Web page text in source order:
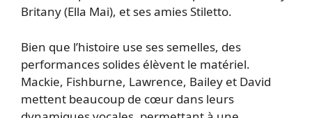
Britany (Ella Mai), et ses amies Stiletto.
Bien que l’histoire use ses semelles, des
performances solides élèvent le matériel.
Mackie, Fishburne, Lawrence, Bailey et David
mettent beaucoup de cœur dans leurs